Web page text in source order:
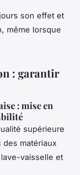
son effet et
même lorsque
: garantir
: mise en
supérieure
matériaux
vaisselle et